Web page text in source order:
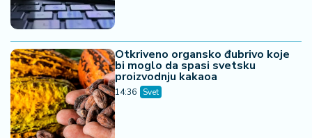
Otkriveno organsko đubrivo koje
bi moglo da spasi svetsku
proizvodnju kakaoa
14:36 Svet